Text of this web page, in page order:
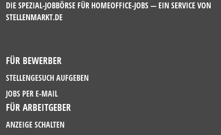
DIE SPEZIAL-JOBBÖRSE FÜR HOMEOFFICE-JOBS — EIN SERVICE VON
STELLENMARKT.DE
FÜR BEWERBER
STELLENGESUCH AUFGEBEN
JOBS PER E-MAIL
FÜR ARBEITGEBER
ANZEIGE SCHALTEN